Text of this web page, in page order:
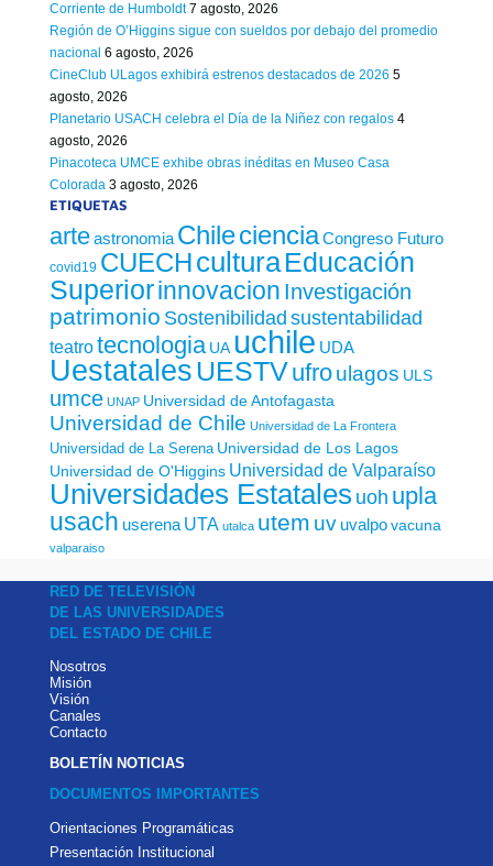
Corriente de Humboldt 7 agosto, 2026
Región de O’Higgins sigue con sueldos por debajo del promedio
nacional 6 agosto, 2026
CineClub ULagos exhibirá estrenos destacados de 2026 5
agosto, 2026
Planetario USACH celebra el Día de la Niñez con regalos 4
agosto, 2026
Pinacoteca UMCE exhibe obras inéditas en Museo Casa
Colorada 3 agosto, 2026
ETIQUETAS
arteastronomia Chileciencia Congreso Futuro
covid19 CUECHculturaEducación
Superiorinnovacion Investigación
patrimonio Sostenibilidad sustentabilidad
teatrotecnologia UA uchile UDA
Uestatales UESTVufroulagos ULS
umce UNAP Universidad de Antofagasta
Universidad de Chile Universidad de La Frontera
Universidad de La Serena Universidad de Los Lagos
Universidad de O'Higgins Universidad de Valparaíso
Universidades Estatales uoh upla
usach userena UTA utalca utem uv uvalpo vacuna
valparaiso
RED DE TELEVISIÓN
DE LAS UNIVERSIDADES
DEL ESTADO DE CHILE
Nosotros
Misión
Visión
Canales
Contacto
BOLETÍN NOTICIAS
DOCUMENTOS IMPORTANTES
Orientaciones Programáticas
Presentación Institucional